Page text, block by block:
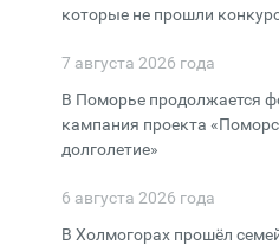
которые не прошли
7 августа 2026 года
В Поморье продолжается
кампания проекта
долголетие»
6 августа 2026 года
В Холмогорах прошёл